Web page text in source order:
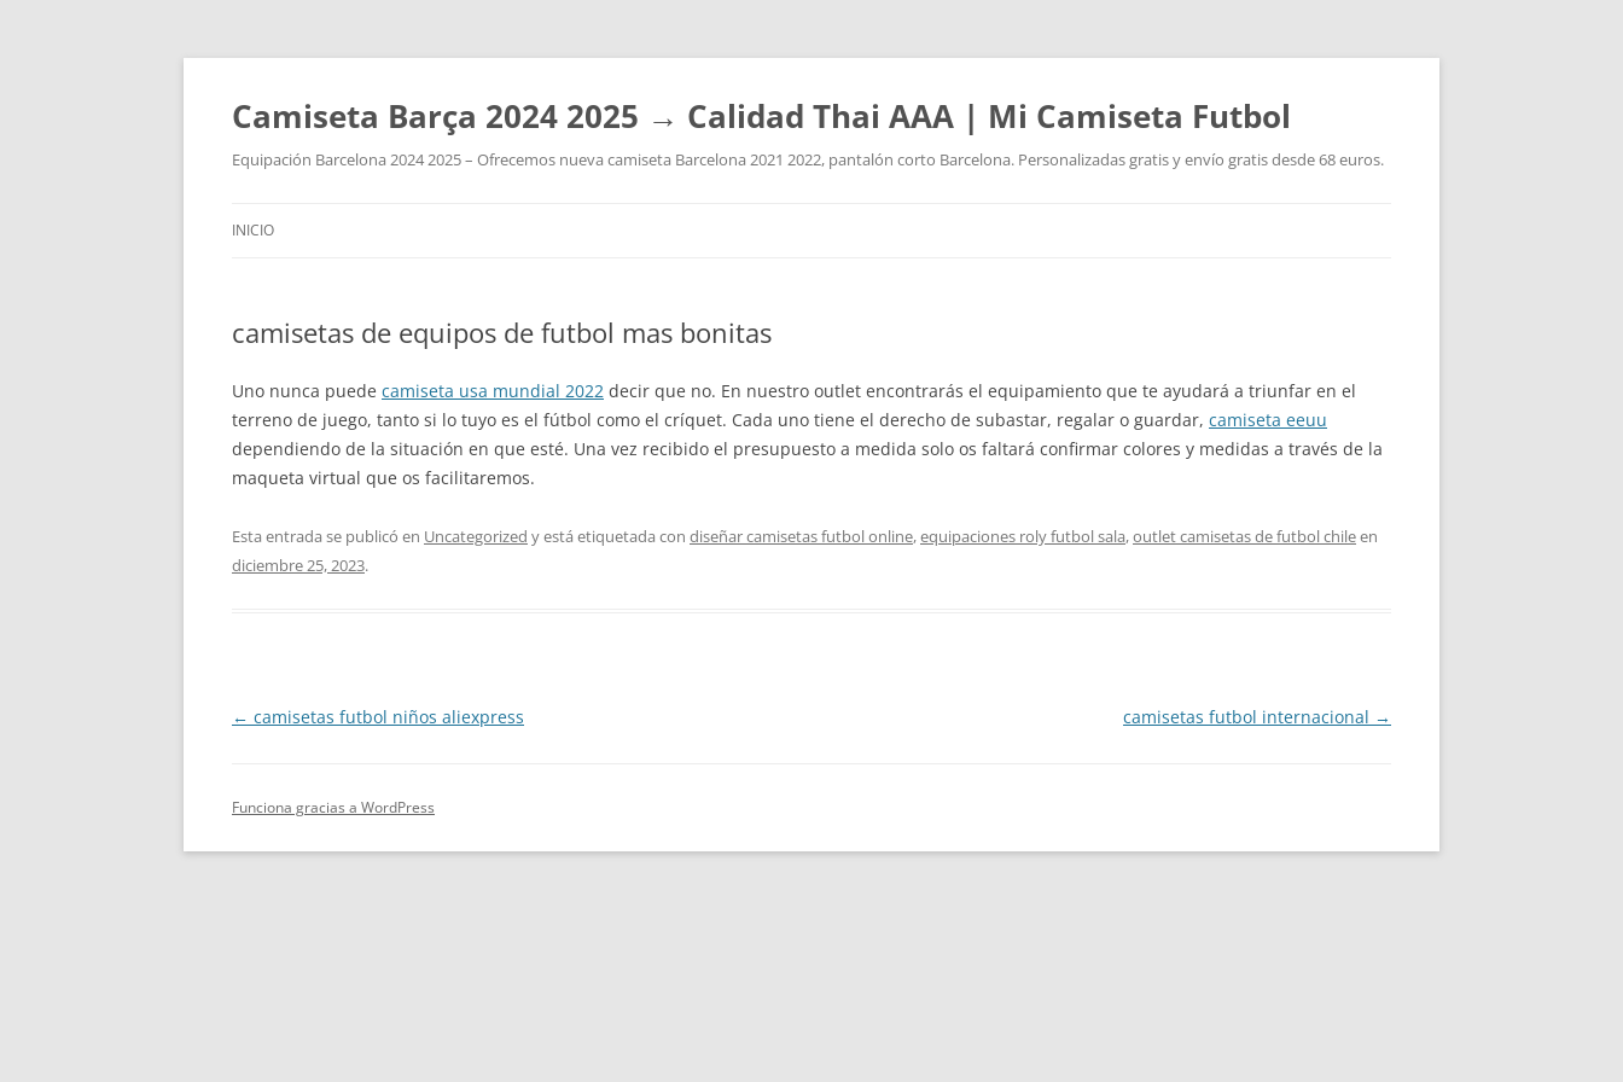
Camiseta Barça 2024 2025 → Calidad Thai AAA | Mi Camiseta Futbol
Equipación Barcelona 2024 2025 – Ofrecemos nueva camiseta Barcelona 2021 2022, pantalón corto Barcelona. Personalizadas gratis y envío gratis desde 68 euros.
INICIO
camisetas de equipos de futbol mas bonitas
Uno nunca puede camiseta usa mundial 2022 decir que no. En nuestro outlet encontrarás el equipamiento que te ayudará a triunfar en el
terreno de juego, tanto si lo tuyo es el fútbol como el críquet. Cada uno tiene el derecho de subastar, regalar o guardar, camiseta eeuu
dependiendo de la situación en que esté. Una vez recibido el presupuesto a medida solo os faltará confirmar colores y medidas a través de la
maqueta virtual que os facilitaremos.
Esta entrada se publicó en Uncategorized y está etiquetada con diseñar camisetas futbol online,equipaciones roly futbol sala,outlet camisetas de futbol chileen
diciembre 25, 2023.
Navegación
← camisetas futbol niños aliexpress camisetas futbol internacional →
Funciona gracias a WordPress